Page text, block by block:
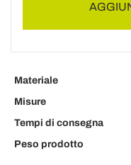
Materiale
Misure
Tempi di consegna
Peso prodotto